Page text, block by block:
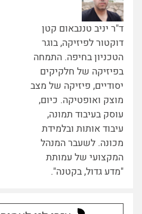
ד"ר יניב טננבאום קטן
דוקטור לפיזיקה, בוגר
הטכניון בחיפה. התמחה
בפיזיקה של חלקיקים
יסודיים, פיזיקה של מצב
מוצק ואופטיקה. כיום,
עוסק בעיבוד תמונה,
עיבוד אותות ובלמידת
מכונה. לשעבר המנהל
המקצועי של עמותת
"מדע גדול, בקטנה".